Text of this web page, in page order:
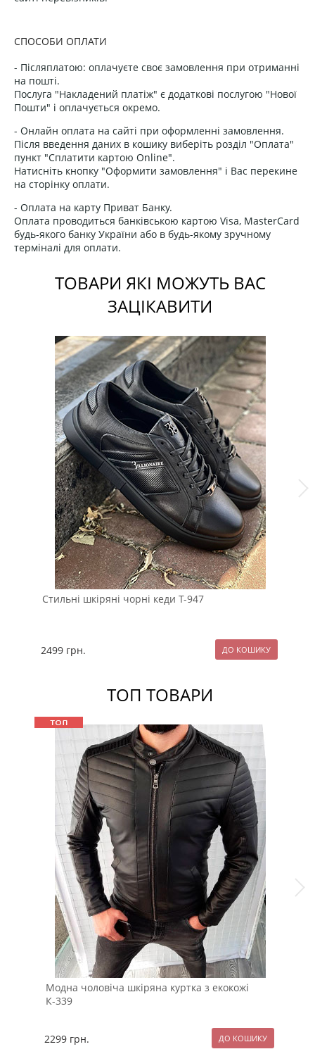
СПОСОБИ ОПЛАТИ
- Післяплатою: оплачуєте своє замовлення при отриманні
на пошті.
Послуга "Накладений платіж" є додаткові послугою "Нової
Пошти" і оплачується окремо.
- Онлайн оплата на сайті при оформленні замовлення.
Після введення даних в кошику виберіть розділ "Оплата"
пункт "Сплатити картою Online".
Натисніть кнопку "Оформити замовлення" і Вас перекине
на сторінку оплати.
- Оплата на карту Приват Банку.
Оплата проводиться банківською картою Visa, MasterCard
будь-якого банку України або в будь-якому зручному
терміналі для оплати.
ТОВАРИ ЯКІ МОЖУТЬ ВАС
ЗАЦІКАВИТИ
Стильні шкіряні чорні кеди Т-947
2499 грн.
ТОП ТОВАРИ
Модна чоловіча шкіряна куртка з екокожі
К-339
2299 грн.